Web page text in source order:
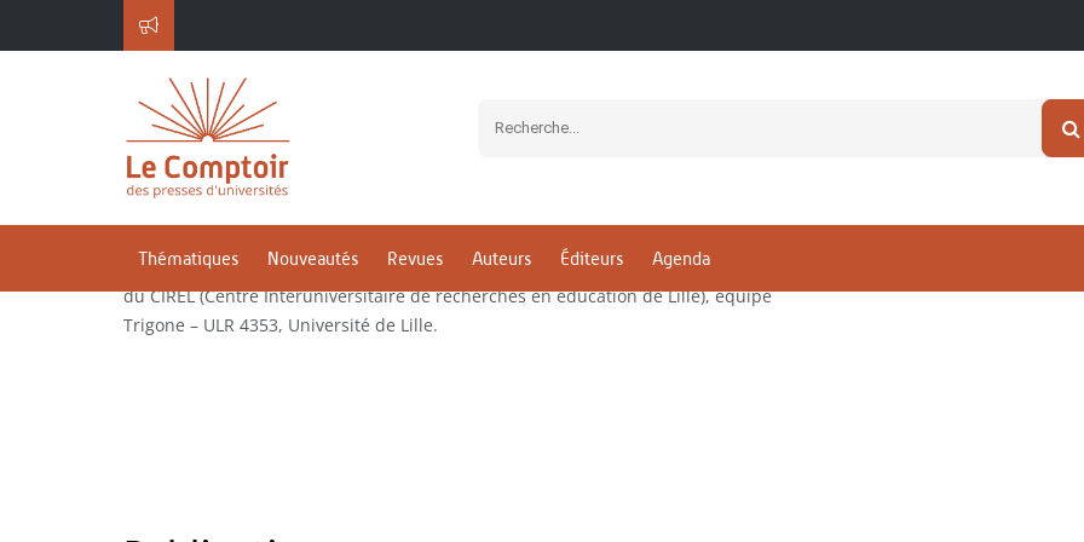
Thématiques Nouveautés Revues Auteurs Éditeurs Agenda
VERMELLE Marie-Christine
Marie-Christine Vermelle est maîtresse de conférences en sociologie et membre
du CIREL (Centre Interuniversitaire de recherches en éducation de Lille), équipe
Trigone – ULR 4353, Université de Lille.